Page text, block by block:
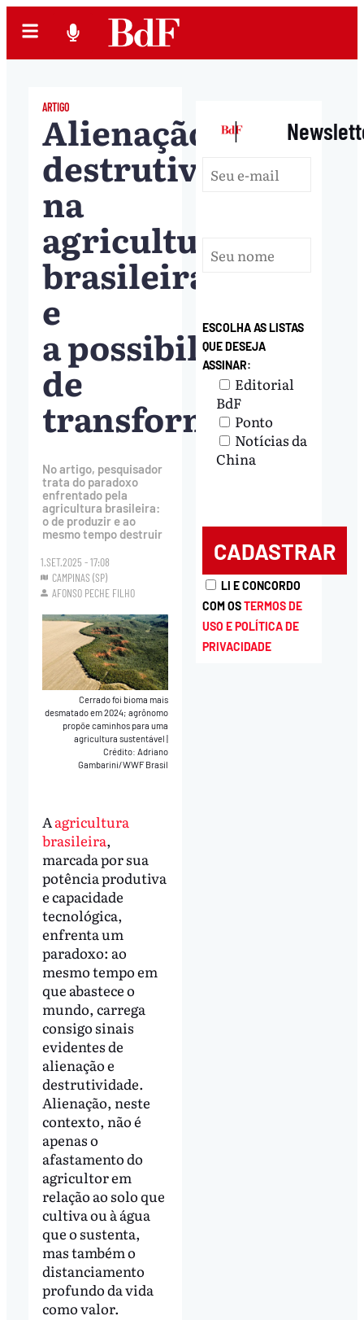
ARTIGO
Alienação,
destrutividade
na
agricultura
brasileira
e
a possibilidade
de
transformação
No artigo, pesquisador
trata do paradoxo
enfrentado pela
agricultura brasileira:
o de produzir e ao
mesmo tempo destruir
1.SET.2025 - 17:08
CAMPINAS (SP)
AFONSO PECHE FILHO
Cerrado foi bioma mais
desmatado em 2024; agrônomo
propõe caminhos para uma
agricultura sustentável|
Crédito: Adriano
Gambarini/WWF Brasil
Aagricultura
brasileira,
marcada por sua
potência produtiva
e capacidade
tecnológica,
enfrenta um
paradoxo: ao
mesmo tempo em
que abastece o
mundo, carrega
consigo sinais
evidentes de
alienação e
destrutividade.
Alienação, neste
contexto, não é
apenas o
afastamento do
agricultor em
relação ao solo que
cultiva ou à água
que o sustenta,
mas também o
distanciamento
profundo da vida
como valor.
|
ESCOLHA AS LISTAS
QUE DESEJA
ASSINAR:
Editorial
BdF
Ponto
Notícias da
China
LI E CONCORDO
COM OSTERMOS DE
USO E POLÍTICA DE
PRIVACIDADE